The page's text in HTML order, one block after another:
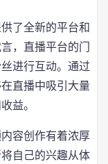
了全新的平台和
，直播平台的门
进行互动。通过
直播中吸引大量
益。
容创作有着浓厚
自己的兴趣从体